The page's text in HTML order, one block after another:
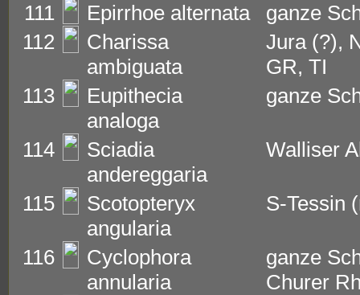
111
Epirrhoe alternata
ganze
112
Charissa
ambiguata
Jura (?),
GR, TI
113
Eupithecia
analoga
ganze
114
Sciadia
andereggaria
Walliser
115
Scotopteryx
angularia
S-Tessin
116
Cyclophora
annularia
ganze
Churer